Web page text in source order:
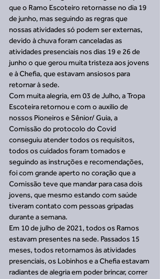
que o Ramo Escoteiro retornasse no dia 19
de junho, mas seguindo as regras que
nossas atividades só podem ser externas,
devido à chuva foram canceladas as
atividades presenciais nos dias 19 e 26 de
junho o que gerou muita tristeza aos jovens
e à Chefia, que estavam ansiosos para
retornar à sede.
Com muita alegria, em 03 de Julho, a Tropa
Escoteira retornou e com o auxilio de
nossos Pioneiros e Sênior/ Guia, a
Comissão do protocolo do Covid
conseguiu atender todos os requisitos,
todos os cuidados foram tomados e
seguindo as instruções e recomendações,
foi com grande aperto no coração que a
Comissão teve que mandar para casa dois
jovens, que mesmo estando com saúde
tiveram contato com pessoas gripadas
durante a semana.
Em 10 de julho de 2021, todos os Ramos
estavam presentes na sede. Passados 15
meses, todos retornamos às atividades
presenciais, os Lobinhos e a Chefia estavam
radiantes de alegria em poder brincar, correr